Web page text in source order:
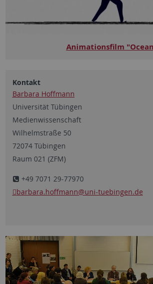
Animationsfilm
Kontakt
Barbara Hoffmann
Universität Tübingen
Medienwissenschaft
Wilhelmstraße 50
72074 Tübingen
Raum 021 (ZFM)
+49 7071 29-77970
barbara.hoffmann@uni-tuebingen.de